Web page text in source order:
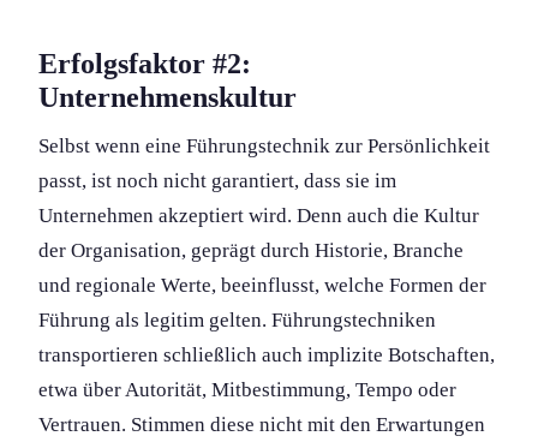
Erfolgsfaktor #2:
Unternehmenskultur
Selbst wenn eine Führungs­technik zur Persönlichkeit
passt, ist noch nicht garantiert, dass sie im
Unternehmen akzeptiert wird. Denn auch die Kultur
der Organis­ation, geprägt durch Historie, Branche
und regionale Werte, beeinflusst, welche Formen der
Führung als legitim gelten. Führungs­techniken
transportieren schließlich auch implizite Botschaft­en,
etwa über Autorität, Mitbestimmung, Tempo oder
Vertrauen. Stimmen diese nicht mit den Erwartungen